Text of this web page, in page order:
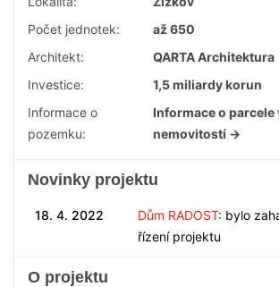
Počet jednotek:
až 650
Architekt:
QARTA Architektura
Investice:
1,5 miliardy korun
Informace o
pozemku:
Informace o parcele
nemovitostí →
Novinky projektu
18. 4. 2022 Dům RADOST: bylo
řízení projektu
O projektu